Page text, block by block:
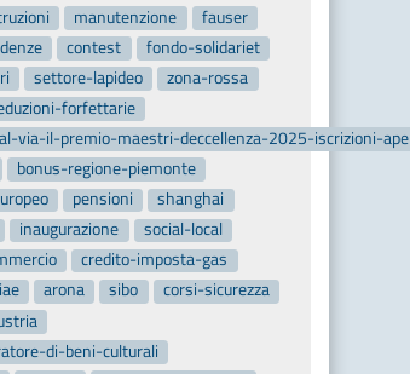
manutenzione
fauser
contest
fondo-solidariet
settore-lapideo
zona-rossa
forfettarie
via-il-premio-maestri-deccellenza-2025-iscrizioni-
bonus-regione-piemonte
pensioni
shanghai
inaugurazione
social-local
credito-imposta-gas
arona sibo
corsi-sicurezza
di-beni-culturali